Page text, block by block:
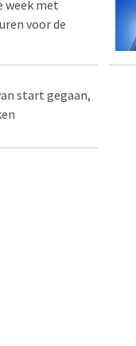
week met
voor de
start gegaan,